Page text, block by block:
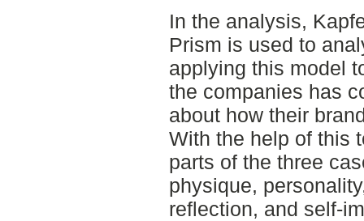
In the analysis,
Prism is used to
applying this model
the companies has
about how their
With the help of this
parts of the three
physique,
reflection, and self-